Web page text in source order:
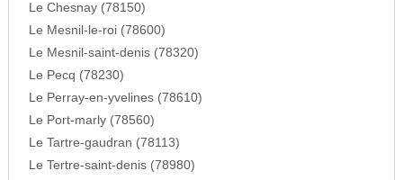
Le Chesnay (78150)
Le Mesnil-le-roi (78600)
Le Mesnil-saint-denis (78320)
Le Pecq (78230)
Le Perray-en-yvelines (78610)
Le Port-marly (78560)
Le Tartre-gaudran (78113)
Le Tertre-saint-denis (78980)